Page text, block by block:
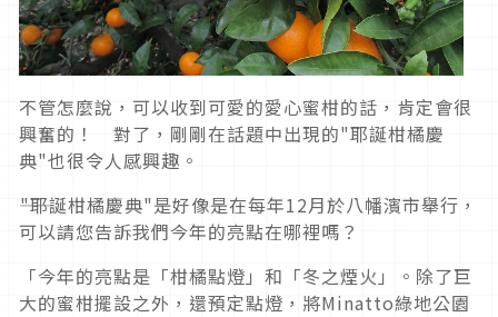
不管怎麼說，可以收到可愛的愛心蜜柑的話，肯定會很
興奮的！ 對了，剛剛在話題中出現的"耶誕柑橘慶
典"也很令人感興趣。
――"耶誕柑橘慶典"是好像是在每年12月於八幡濱市舉行，
可以請您告訴我們今年的亮點在哪裡嗎？
「今年的亮點是「柑橘點燈」和「冬之煙火」。除了巨
大的蜜柑擺設之外，還預定點燈，將Minatto綠地公園